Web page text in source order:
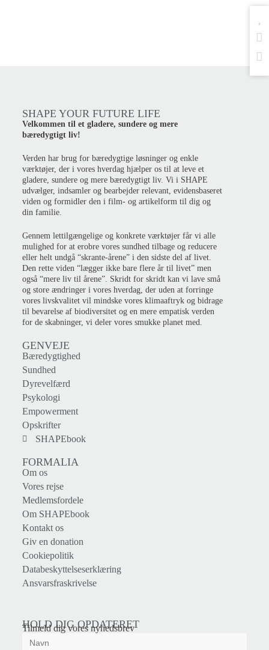
SHAPE YOUR FUTURE LIFE
Velkommen til et gladere, sundere og mere
bæredygtigt liv!
Verden har brug for bæredygtige løsninger og enkle
værktøjer, der i vores hverdag hjælper os til at leve et
gladere, sundere og mere bæredygtigt liv. Vi i SHAPE
udvælger, indsamler og bearbejder relevant, evidensbaseret
viden og formidler den i film- og artikelform til dig og
din familie.
Gennem lettilgængelige og konkrete værktøjer får vi alle
mulighed for at erobre vores sundhed tilbage og reducere
eller helt undgå “skrante-årene” i den sidste del af livet.
Den rette viden “lægger ikke bare flere år til livet” men
også “mere liv til årene”. Skridt for skridt kan vi lave små
og store ændringer i vores hverdag, der uden at forringe
vores livskvalitet vil mindske vores klimaaftryk og bidrage
til bevarelse af biodiversitet og en mere empatisk verden
for de skabninger, vi deler vores smukke planet med.
GENVEJE
Bæredygtighed
Sundhed
Dyrevelfærd
Psykologi
Empowerment
Opskrifter
SHAPEbook
FORMALIA
Om os
Vores rejse
Medlemsfordele
Om SHAPEbook
Kontakt os
Giv en donation
Cookiepolitik
Databeskyttelseserklæring
Ansvarsfraskrivelse
HOLD DIG OPDATERET
Tilmeld dig vores nyhedsbrev